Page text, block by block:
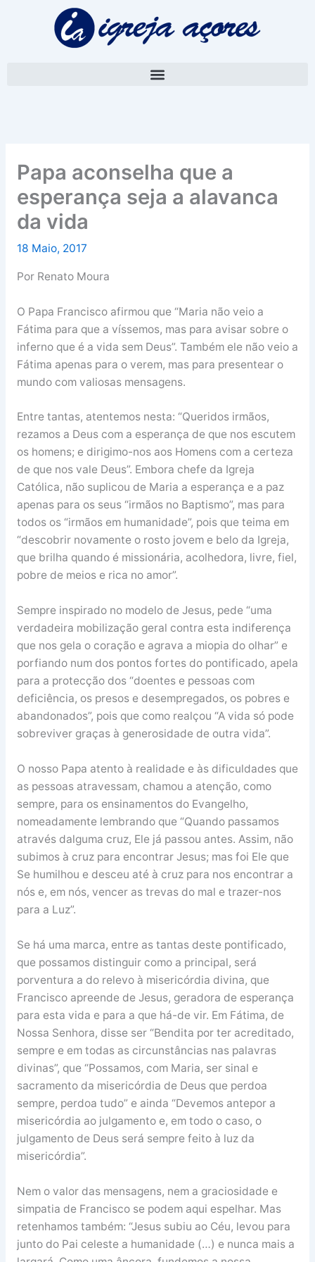
Papa aconselha que a
esperança seja a alavanca
da vida
18 Maio, 2017
Por Renato Moura
O Papa Francisco afirmou que “Maria não veio a
Fátima para que a víssemos, mas para avisar sobre o
inferno que é a vida sem Deus”. Também ele não veio a
Fátima apenas para o verem, mas para presentear o
mundo com valiosas mensagens.
Entre tantas, atentemos nesta: “Queridos irmãos,
rezamos a Deus com a esperança de que nos escutem
os homens; e dirigimo-nos aos Homens com a certeza
de que nos vale Deus”. Embora chefe da Igreja
Católica, não suplicou de Maria a esperança e a paz
apenas para os seus “irmãos no Baptismo”, mas para
todos os “irmãos em humanidade”, pois que teima em
“descobrir novamente o rosto jovem e belo da Igreja,
que brilha quando é missionária, acolhedora, livre, fiel,
pobre de meios e rica no amor”.
Sempre inspirado no modelo de Jesus, pede “uma
verdadeira mobilização geral contra esta indiferença
que nos gela o coração e agrava a miopia do olhar” e
porfiando num dos pontos fortes do pontificado, apela
para a protecção dos “doentes e pessoas com
deficiência, os presos e desempregados, os pobres e
abandonados”, pois que como realçou “A vida só pode
sobreviver graças à generosidade de outra vida”.
O nosso Papa atento à realidade e às dificuldades que
as pessoas atravessam, chamou a atenção, como
sempre, para os ensinamentos do Evangelho,
nomeadamente lembrando que “Quando passamos
através dalguma cruz, Ele já passou antes. Assim, não
subimos à cruz para encontrar Jesus; mas foi Ele que
Se humilhou e desceu até à cruz para nos encontrar a
nós e, em nós, vencer as trevas do mal e trazer-nos
para a Luz”.
Se há uma marca, entre as tantas deste pontificado,
que possamos distinguir como a principal, será
porventura a do relevo à misericórdia divina, que
Francisco apreende de Jesus, geradora de esperança
para esta vida e para a que há-de vir. Em Fátima, de
Nossa Senhora, disse ser “Bendita por ter acreditado,
sempre e em todas as circunstâncias nas palavras
divinas”, que “Possamos, com Maria, ser sinal e
sacramento da misericórdia de Deus que perdoa
sempre, perdoa tudo” e ainda “Devemos antepor a
misericórdia ao julgamento e, em todo o caso, o
julgamento de Deus será sempre feito à luz da
misericórdia”.
Nem o valor das mensagens, nem a graciosidade e
simpatia de Francisco se podem aqui espelhar. Mas
retenhamos também: “Jesus subiu ao Céu, levou para
junto do Pai celeste a humanidade (…) e nunca mais a